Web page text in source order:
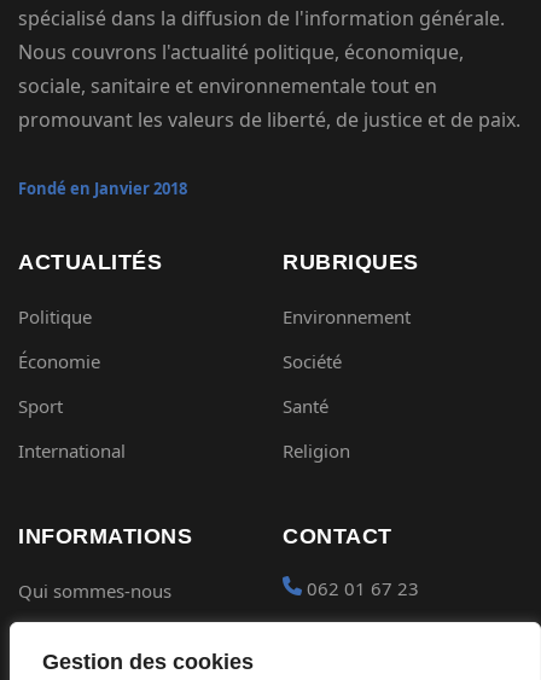
Gestion des cookies
spécialisé dans la diffusion de l'information générale.
Nous couvrons l'actualité politique, économique,
sociale, sanitaire et environnementale tout en
promouvant les valeurs de liberté, de justice et de paix.
Fondé en Janvier 2018
ACTUALITÉS
Politique
Économie
Sport
International
RUBRIQUES
Environnement
Société
Santé
Religion
INFORMATIONS
Qui sommes-nous
CONTACT
062 01 67 23